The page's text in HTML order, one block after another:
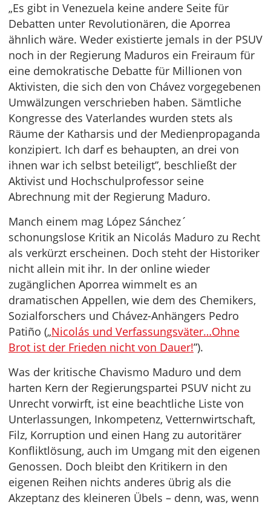
„Es gibt in Venezuela keine andere Seite für
Debatten unter Revolutionären, die Aporrea
ähnlich wäre. Weder existierte jemals in der PSUV
noch in der Regierung Maduros ein Freiraum für
eine demokratische Debatte für Millionen von
Aktivisten, die sich den von Chávez vorgegebenen
Umwälzungen verschrieben haben. Sämtliche
Kongresse des Vaterlandes wurden stets als
Räume der Katharsis und der Medienpropaganda
konzipiert. Ich darf es behaupten, an drei von
ihnen war ich selbst beteiligt”, beschließt der
Aktivist und Hochschulprofessor seine
Abrechnung mit der Regierung Maduro.
Manch einem mag López Sánchez´
schonungslose Kritik an Nicolás Maduro zu Recht
als verkürzt erscheinen. Doch steht der Historiker
nicht allein mit ihr. In der online wieder
zugänglichen Aporrea wimmelt es an
dramatischen Appellen, wie dem des Chemikers,
Sozialforschers und Chávez-Anhängers Pedro
Patiño („Nicolás und Verfassungsväter…Ohne
Brot ist der Frieden nicht von Dauer!”).
Was der kritische Chavismo Maduro und dem
harten Kern der Regierungspartei PSUV nicht zu
Unrecht vorwirft, ist eine beachtliche Liste von
Unterlassungen, Inkompetenz, Vetternwirtschaft,
Filz, Korruption und einen Hang zu autoritärer
Konfliktlösung, auch im Umgang mit den eigenen
Genossen. Doch bleibt den Kritikern in den
eigenen Reihen nichts anderes übrig als die
Akzeptanz des kleineren Übels – denn, was, wenn